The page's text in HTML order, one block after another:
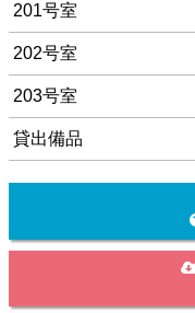
201号室
202号室
203号室
貸出備品